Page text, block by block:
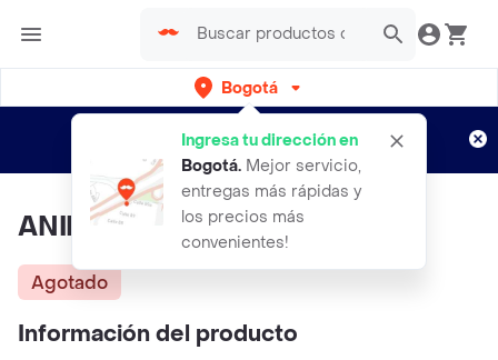
Bogotá
Ingresa tu dirección en
Bogotá. Mejor servicio,
entregas más rápidas y
los precios más
convenientes!
envíos gratis por semanas
Aplican TyC
ANILLO MARCIANO
Agotado
Información del producto